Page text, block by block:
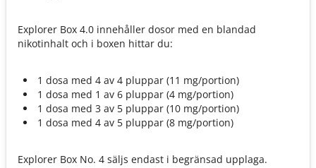
Explorer Box 4.0 innehåller dosor med en blandad
nikotinhalt och i boxen hittar du:​
1 dosa med 4 av 4 pluppar (11 mg/portion)
1 dosa med 1 av 6 pluppar (4 mg/portion)
1 dosa med 3 av 5 pluppar (10 mg/portion)
1 dosa med 4 av 5 pluppar (8 mg/portion)
Explorer Box No. 4 säljs endast i begränsad upplaga.